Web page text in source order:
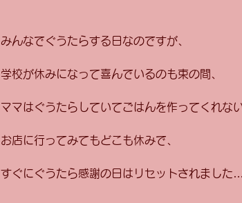
みんなでぐうたらする日なのですが、
学校が休みになって喜んでいるのも束の間、
ママはぐうたらしていてごはんを作ってくれない
お店に行ってみてもどこも休みで、
すぐにぐうたら感謝の日はリセットされました…